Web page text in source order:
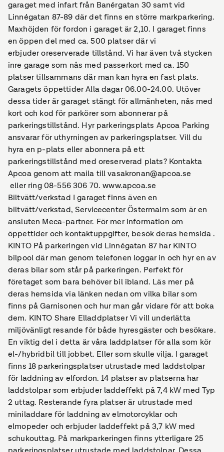
garaget med infart från Banérgatan 30 samt vid
Linnégatan 87-89 där det finns en större markparkering.
Maxhöjden för fordon i garaget är 2,10. I garaget finns
en öppen del med ca. 500 platser där vi
erbjuder oreserverade tillstånd. Vi har även två stycken
inre garage som nås med passerkort med ca. 150
platser tillsammans där man kan hyra en fast plats.
Garagets öppettider Alla dagar 06.00-24.00. Utöver
dessa tider är garaget stängt för allmänheten, nås med
kort och kod för parkörer som abonnerar på
parkeringstillstånd. Hyr parkeringsplats Apcoa Parking
ansvarar för uthyrningen av parkeringsplatser. Vill du
hyra en p-plats eller abonnera på ett
parkeringstillstånd med oreserverad plats? Kontakta
Apcoa genom att maila till vasakronan@apcoa.se
eller ring 08-556 306 70. www.apcoa.se
Biltvätt/verkstad I garaget finns även en
biltvätt/verkstad, Servicecenter Östermalm som är en
ansluten Meca-partner. För mer information om
öppettider och kontaktuppgifter, besök deras hemsida .
KINTO På parkeringen vid Linnégatan 87 har KINTO
bilpool där man genom telefonen loggar in och hyr en av
deras bilar som står på parkeringen. Perfekt för
företaget som bara behöver bil ibland. Läs mer på
deras hemsida via länken nedan om vilka bilar som
finns på Garnisonen och hur man går vidare för att boka
dem. KINTO Share Elladdplatser Vi vill underlätta
miljövänligt resande för både hyresgäster och besökare.
En viktig del i detta är våra laddplatser för alla som kör
el-/hybridbil till jobbet. Eller som skulle vilja. I garaget
finns 18 parkeringsplatser utrustade med laddstolpar
för laddning av elfordon. 14 platser av platserna har
laddstolpar som erbjuder laddeffekt på 7,4 kW med Typ
2 uttag. Resterande fyra platser är utrustade med
miniladdare för laddning av elmotorcyklar och
elmopeder och erbjuder laddeffekt på 3,7 kW med
schukouttag. På markparkeringen finns ytterligare 25